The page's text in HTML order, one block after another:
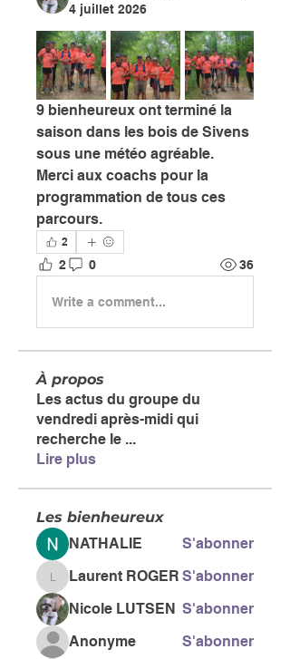
4 juillet 2026
9 bienheureux ont terminé la
saison dans les bois de Sivens
sous une météo agréable.
Merci aux coachs pour la
programmation de tous ces
parcours.
2
2 0 36
Write a comment...
À propos
Les actus du groupe du
vendredi après-midi qui
recherche le ...
Lire plus
Les bienheureux
NATHALIE
S'abonner
Laurent ROGER
Laurent ROGER S'abonner
Nicole LUTSEN S'abonner
Anonyme
S'abonner